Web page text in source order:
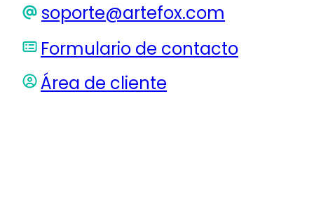
soporte@artefox.com
Formulario de contacto
Área de cliente